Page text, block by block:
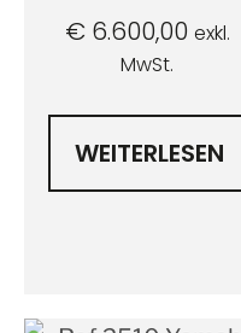
€6.600,00 exkl.
MwSt.
WEITERLESEN